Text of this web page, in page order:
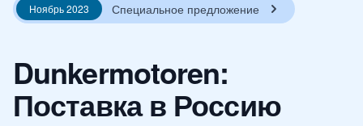
Ноябрь 2023 Специальное предложение
Dunkermotoren:
Поставка в Россию